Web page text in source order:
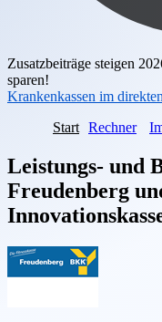
Zusatzbeiträge steigen
sparen!
Krankenkassen im
Start Rechner
Leistungs- und
Freudenberg